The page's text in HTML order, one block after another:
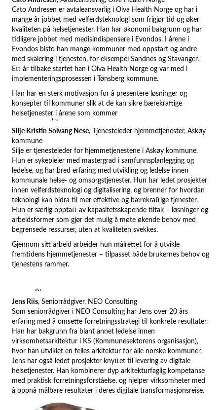
Cato Andresen er avtaleansvarlig i Oiva Health Norge og har i
mange år jobbet med velferdsteknologi som frigjør tid og øker
kvaliteten på helsetjenester. Han har økonomi bakgrunn og har
tidligere jobbet med medisindispensere i Evondos. I årene i
Evondos bisto han mange kommuner med oppstart og andre
med skalering i tjenesten, for eksempel Sandnes og Stavanger.
Ett år tilbake startet han i Oiva Health Norge og var med i
implementeringsprosessen i Tønsberg kommune.
Han har en sterk motivasjon for å presentere løsninger og
konsepter til kommuner slik at de kan sikre bærekraftige
helsetjenester i årene som kommer
Silje Kristin Solvang Nese, Tjenesteleder hjemmetjenester, Askøy
kommune
Silje er tjenesteleder for hjemmetjenestene i Askøy kommune.
Hun er sykepleier med mastergrad i samfunnsplanlegging og
ledelse, og har bred erfaring med utvikling og ledelse innen
kommunale helse- og omsorgstjenester. Hun har ledet prosjekter
innen velferdsteknologi og digitalisering, og brenner for hvordan
teknologi kan bidra til mer effektive og bærekraftige tjenester.
Hun er særlig opptatt av kapasitetsskapende tiltak – løsninger og
arbeidsformer som gjør det mulig å møte økende behov med
begrensede ressurser, uten at kvaliteten svekkes.
Gjennom sitt arbeid arbeider hun målrettet for å utvikle
fremtidens hjemmetjenester – tilpasset både brukernes behov og
tjenestens rammer.
Jens Riis, Seniorrådgiver, NEO Consulting
Som seniorrådgiver i NEO Consulting har Jens over 20 års
erfaring med å omsette forretningsstrategi til konkrete resultater.
Han har bakgrunn fra blant annet ledelse innen
virksomhetsarkitektur i KS (Kommunesektorens organisasjon),
hvor han utviklet en felles arkitektur for alle norske kommuner.
Jens har også ledet prosjekter knyttet til levering av digitale
helsetjenester. Han kombinerer dyp arkitekturfaglig kompetanse
med praktisk forretningsforståelse, og hjelper virksomheter med
å oppnå målbare resultater i deres digitale transformasjonsreise.